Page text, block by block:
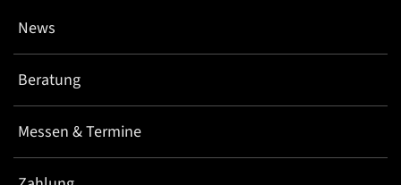
News
Beratung
Messen & Termine